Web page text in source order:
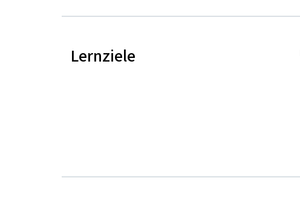
Lernziele